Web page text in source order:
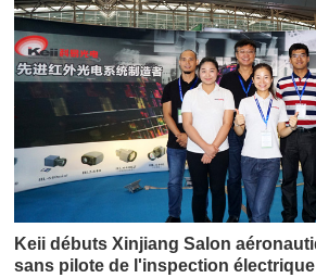
sans pilote de l'inspection électrique